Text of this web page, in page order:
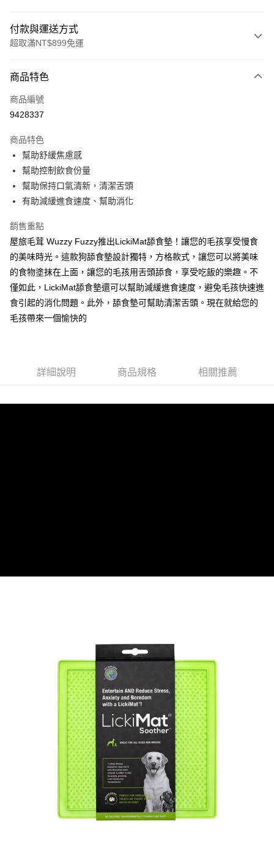
付款與運送方式
超取滿NT$899免運
信用卡一次付款
超商取貨付款
Apple Pay
街口支付
悠遊付
ATM付款
全家取貨付款
每筆NT$60，滿NT$899(含以上)免運費
7-11取貨付款
每筆NT$100，滿NT$899(含以上)免運費
每筆NT$100，滿NT$899(含以上)免運費
商品特色
商品編號
9428337
商品特色
幫助舒緩焦慮感
幫助控制飲食份量
幫助保持口氣清新，清潔舌頭
有助減緩進食速度、幫助消化
銷售重點
屋旅毛茸 Wuzzy Fuzzy推出LickiMat舔食墊！讓您的毛孩享受慢食
的美味時光。這款狗舔食墊設計獨特，方格款式，讓您可以將美味
的食物塗抹在上面，讓您的毛孩用舌頭舔食，享受吃飯的樂趣。不
僅如此，LickiMat舔食墊還可以幫助減緩進食速度，避免毛孩快速進
食引起的消化問題。此外，舔食墊可幫助清潔舌頭。現在就給您的
毛孩帶來一個愉快的
詳細說明 商品規格 相關推薦